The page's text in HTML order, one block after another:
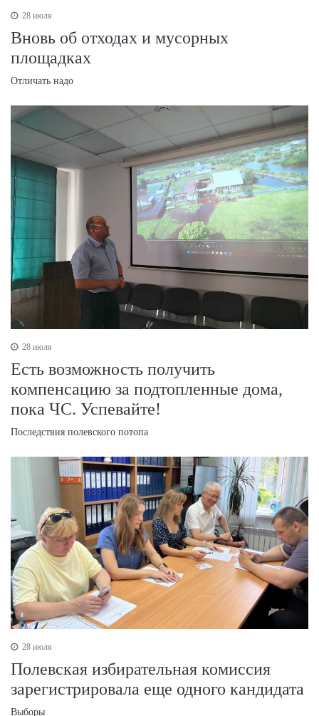
28 июля
Вновь об отходах и мусорных
площадках
Отличать надо
28 июля
Есть возможность получить
компенсацию за подтопленные дома,
пока ЧС. Успевайте!
Последствия полевского потопа
28 июля
Полевская избирательная комиссия
зарегистрировала еще одного кандидата
Выборы